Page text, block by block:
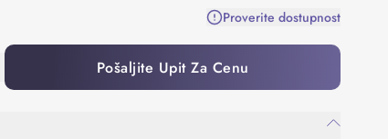
Proverite dostupnost
Pošaljite Upit Za Cenu